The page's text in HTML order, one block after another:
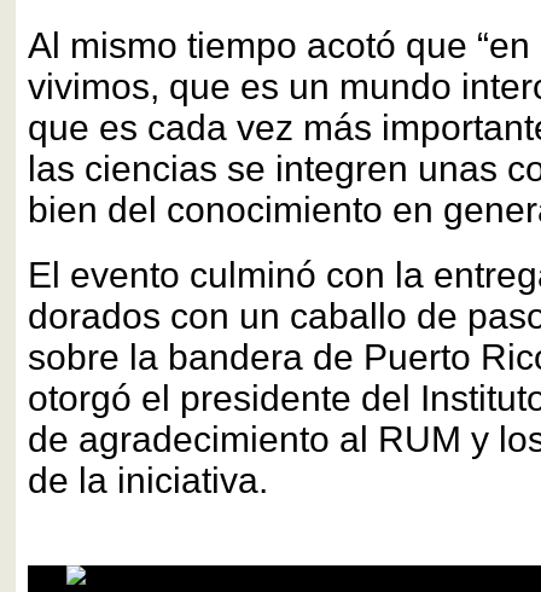
Al mismo tiempo acotó que
vivimos, que es un mundo
que es cada vez más
las ciencias se integren unas
bien del conocimiento en
El evento culminó con la
dorados con un caballo de
sobre la bandera de Puerto
otorgó el presidente del
de agradecimiento al RUM y
de la iniciativa.